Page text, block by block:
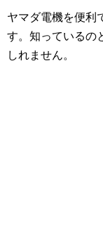
ヤマダ電機を便利
す。知っているの
しれません。